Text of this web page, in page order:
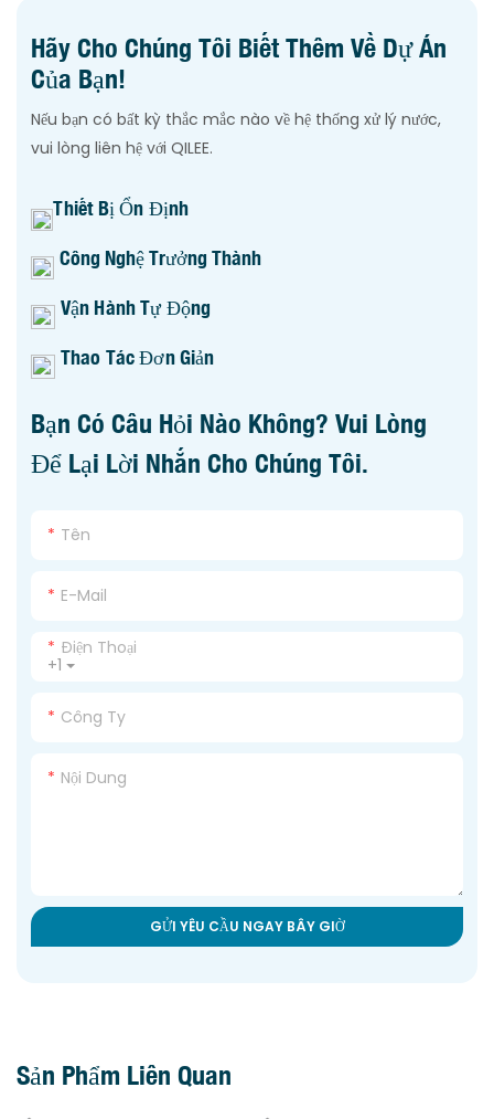
Hãy Cho Chúng Tôi Biết Thêm Về Dự Án
Của Bạn!
Nếu bạn có bất kỳ thắc mắc nào về hệ thống xử lý nước,
vui lòng liên hệ với QILEE.
Thiết Bị Ổn Định
Công Nghệ Trưởng Thành
Vận Hành Tự Động
Thao Tác Đơn Giản
Bạn Có Câu Hỏi Nào Không? Vui Lòng
Để Lại Lời Nhắn Cho Chúng Tôi.
Tên
E-Mail
+1
Điện Thoại
Công Ty
Nội Dung
GỬI YÊU CẦU NGAY BÂY GIỜ
Sản Phẩm Liên Quan